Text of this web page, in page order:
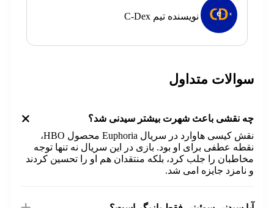
نویسنده تیم C-Dex
متداول
نقشی باعث شهرت بیشتر سیدنی شد؟
نقش کیسی هاوارد در سریال Euphoria محصول HBO،
عطفی برای او بود. بازی در این سریال نه تنها توجه
را جلب کرد، بلکه منتقدان هم او را تحسین کردند
نامزد جایزه امی شد.